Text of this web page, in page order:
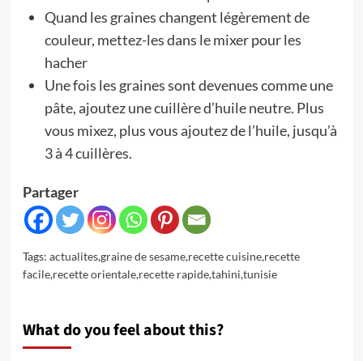
Quand les graines changent légèrement de
couleur, mettez-les dans le mixer pour les
hacher
Une fois les graines sont devenues comme une
pâte, ajoutez une cuillère d’huile neutre. Plus
vous mixez, plus vous ajoutez de l’huile, jusqu’à
3 à 4 cuillères.
Partager
Tags: actualites,graine de sesame,recette cuisine,recette
facile,recette orientale,recette rapide,tahini,tunisie
What do you feel about this?